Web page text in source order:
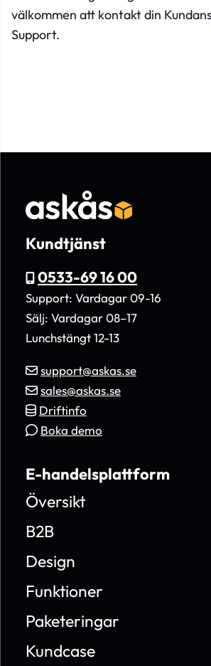
välkommen att kontakt din
Support.
Kundtjänst
0533-69 16 00
Support: Vardagar 09-16
Sälj: Vardagar 08–17
Lunchstängt 12-13
support@askas.se
sales@askas.se
Driftinfo
Boka demo
E-handelsplattform
Översikt
B2B
Design
Funktioner
Paketeringar
Kundcase